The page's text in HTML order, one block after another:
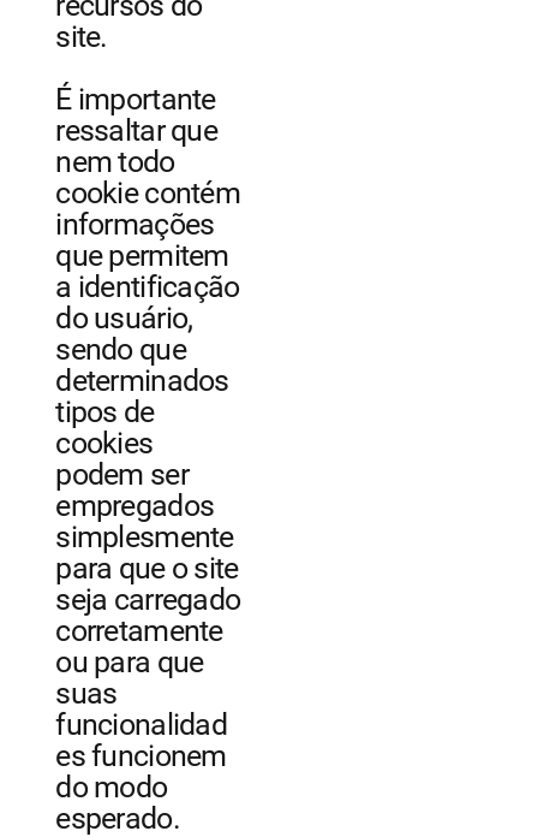
site.
É importante
ressaltar que
nem todo
cookie contém
informações
que permitem
a identificação
do usuário,
sendo que
determinados
tipos de
cookies
podem ser
empregados
simplesmente
para que o site
seja carregado
corretamente
ou para que
suas
funcionalidad
es funcionem
do modo
esperado.